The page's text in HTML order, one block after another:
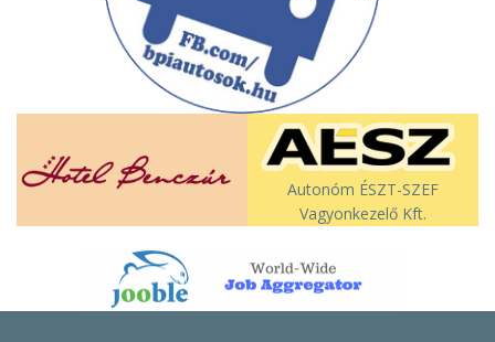
Autonóm ÉSZT-SZEF
Vagyonkezelő Kft.